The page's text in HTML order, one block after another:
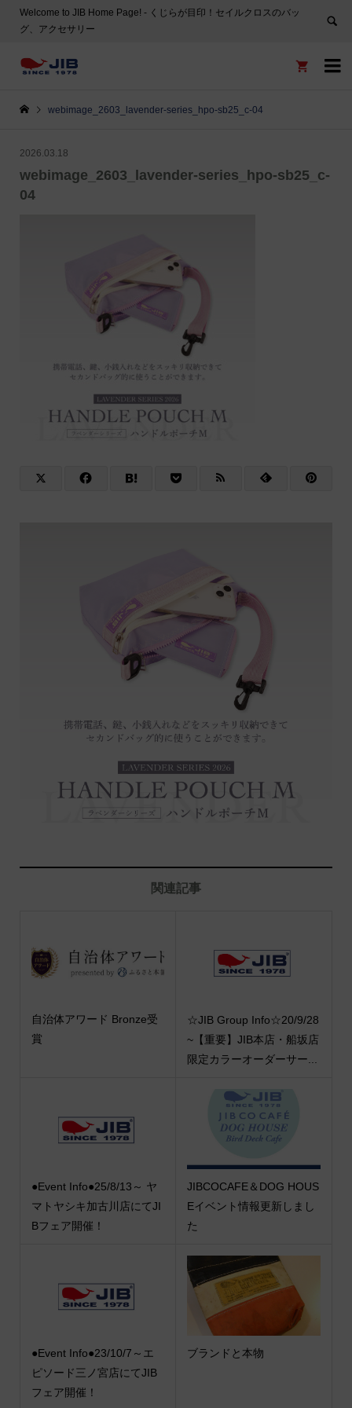
Welcome to JIB Home Page! ‐ くじらが目印！セイルクロスのバッ
グ、アクセサリー


webimage_2603_lavender-series_hpo-sb25_c-04
2026.03.18
webimage_2603_lavender-series_hpo-sb25_c-
04
関連記事
自治体アワード Bronze受
賞
☆JIB Group Info☆20/9/28
~【重要】JIB本店・船坂店
限定カラーオーダーサー...
●Event Info●25/8/13～ ヤ
マトヤシキ加古川店にてJI
Bフェア開催！
JIBCOCAFE＆DOG HOUS
Eイベント情報更新しまし
た
●Event Info●23/10/7～エ
ピソード三ノ宮店にてJIB
フェア開催！
ブランドと本物